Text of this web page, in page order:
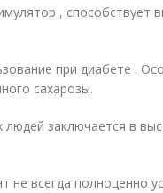
, способствует
при диабете .
сахарозы.
заключается в
не всегда полноценно